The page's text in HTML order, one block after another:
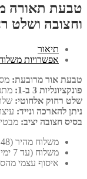
וחצובה ושלט
תיאור
אפשרויות
טבעת אור מרובעת:
פונקציונליות 3 ב-1:
שלט רחוק אלחוטי:
ניתן להארכה ונייד:
בסיס חצובה יציב:
משלוח מהיר (48 שעות) הזמנות עד השעה 11:00
משלוח (עד 7 ימי עסקים)
איסוף עצמי